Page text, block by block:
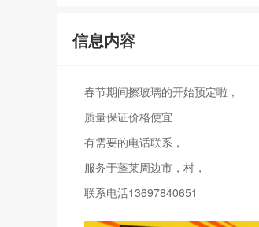
信息内容
春节期间擦玻璃的开始预定啦，
质量保证价格便宜
有需要的电话联系，
服务于蓬莱周边市，村，
联系电活13697840651